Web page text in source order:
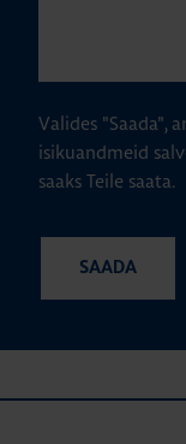
Valides "Saada",
isikuandmeid
saaks Teile saata.